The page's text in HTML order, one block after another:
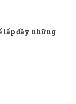
lấp đầy những